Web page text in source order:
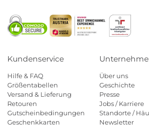
Kundenservice
Hilfe & FAQ
Größentabellen
Versand & Lieferung
Retouren
Gutscheinbedingungen
Geschenkkarten
Über uns
Geschichte
Presse
Jobs / Karriere
Standorte /
Newsletter